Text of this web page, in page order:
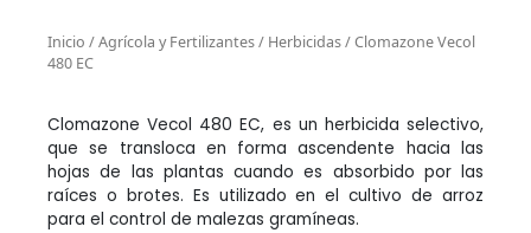
Inicio /Agrícola y Fertilizantes/ Herbicidas/ Clomazone Vecol
480 EC
Clomazone Vecol 480 EC, es un herbicida selectivo,
que se transloca en forma ascendente hacia las
hojas de las plantas cuando es absorbido por las
raíces o brotes. Es utilizado en el cultivo de arroz
para el control de malezas gramíneas.